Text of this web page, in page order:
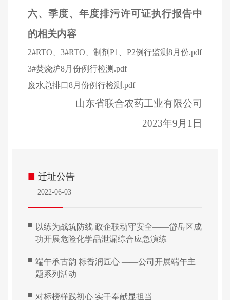
六、季度、年度排污许可证执行报告中
的相关内容
2#RTO、3#RTO、制剂P1、P2例行监测8月份.pdf
3#焚烧炉8月份例行检测.pdf
废水总排口8月份例行检测.pdf
山东省联合农药工业有限公司
2023年9月1日
■ 迁址公告
— 2022-06-03
■ 以练为战筑防线 政企联动守安全——岱岳区成
功开展危险化学品泄漏综合应急演练
■ 端午承古韵 粽香润匠心 ——公司开展端午主
题系列活动
■ 对标榜样践初心 实干奉献显担当